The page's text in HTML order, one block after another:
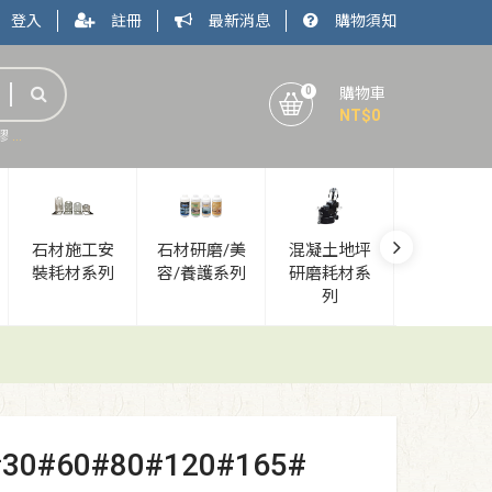
登入 註冊 最新消息 購物須知
石材加工廠
0
購物車
NT$0
石材施工安
裝耗材系列
石材研磨/美
容/養護系列
混凝土地坪
研磨耗材系
列